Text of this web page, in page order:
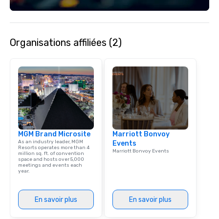
engaging information
team building. All-Inclusive Group
Dining When meeting
corporate group
Smacking Foodie
group is assured a
experience with three
signature dishes at
person with tax and
provides guests a
at various stops. Build Your Network
Organisations affiliées (2)
MGM Brand Microsite
As an industry leader, MGM
Resorts operates more than 4
million sq. ft. of convention
space and hosts over 5,000
meetings and events each
year.
En savoir plus
Marriott Bonvoy
Events
Marriott Bonvoy Events
En savoir plus